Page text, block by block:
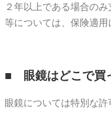
２年以上である場合の
等については、保険適用
■ 眼鏡はどこで買
眼鏡については特別な